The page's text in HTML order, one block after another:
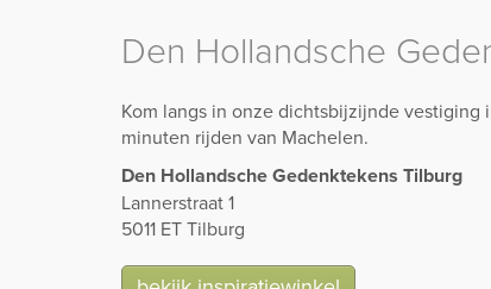
Den Hollandsche
Kom langs in onze dichtsbijzijnde vestiging
minuten rijden van Machelen.
Den Hollandsche Gedenktekens Tilburg
Lannerstraat 1
5011 ET Tilburg